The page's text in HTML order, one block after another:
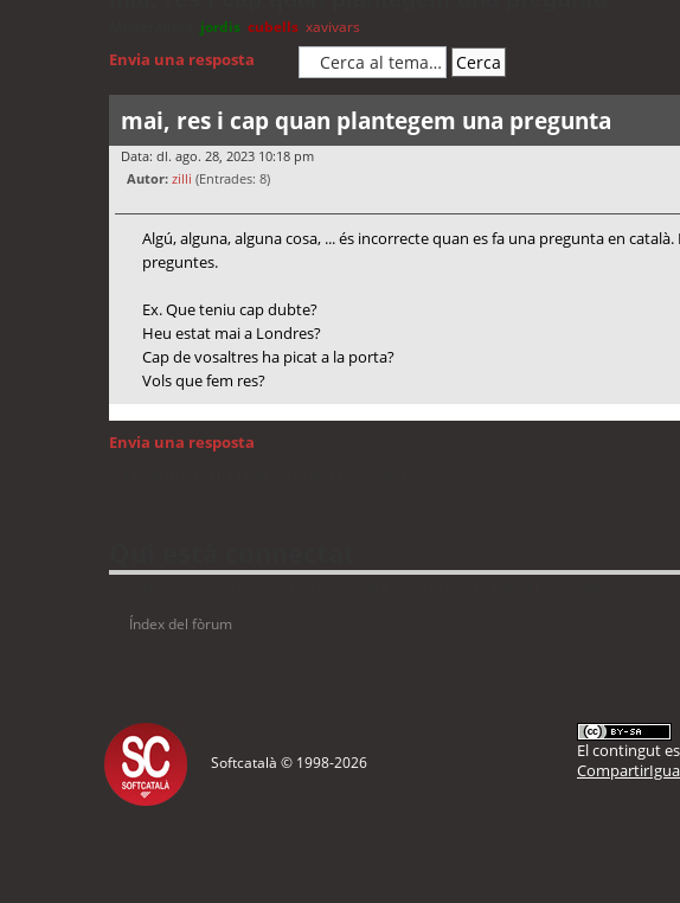
jordis cubells xavivars
Envia una resposta
mai, res i cap quan plantegem una pregunta
Data: dl. ago. 28, 2023 10:18 pm
Autor: zilli (Entrades: 8)
Algú, alguna, alguna cosa, ... és incorrecte quan es fa una pregunta en
preguntes.
Ex. Que teniu cap dubte?
Heu estat mai a Londres?
Cap de vosaltres ha picat a la porta?
Vols que fem res?
Envia una resposta
Índex del fòrum
Softcatalà © 1998-2026
El contingut